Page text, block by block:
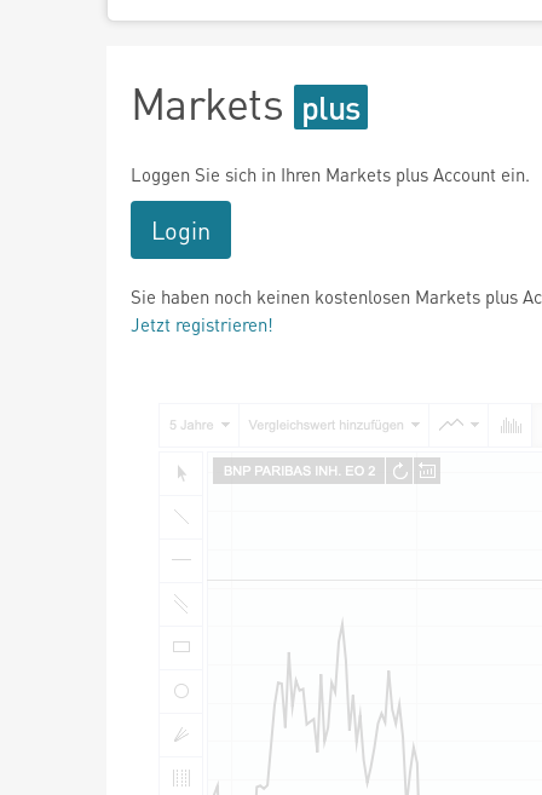
Markets
Loggen Sie sich in Ihren Markets plus Account ein.
Login
Sie haben noch keinen kostenlosen Markets plus
Jetzt registrieren!